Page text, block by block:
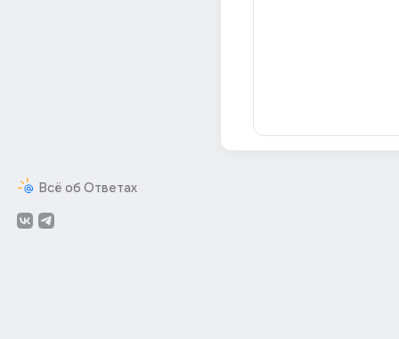
Всё об Ответах